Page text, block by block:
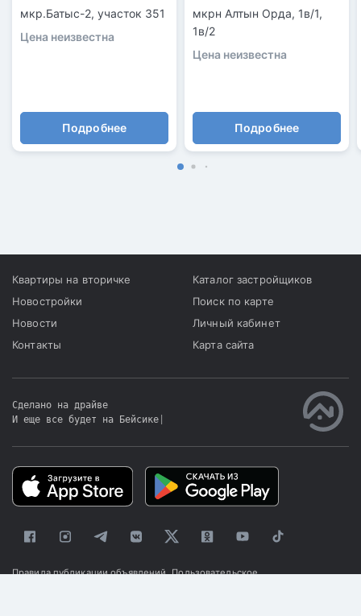
мкр.Батыс-2, участок 351
Цена неизвестна
Подробнее
мкрн Алтын Орда, 1в/1,
1в/2
Цена неизвестна
Подробнее
Квартиры на вторичке
Новостройки
Новости
Контакты
Каталог застройщиков
Поиск по карте
Личный кабинет
Карта сайта
Сделано на драйве
И еще все будет на Бейсике
Правила публикации объявлений Пользовательское